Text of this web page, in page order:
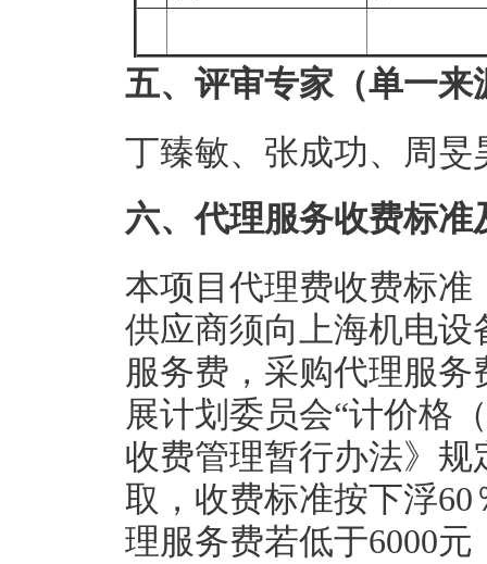
五、评审专家（单一
丁臻敏、张成功、周旻
六、代理服务收费标准
本项目代理费收费标准
供应商须向上海机电
服务费，采购代理服
展计划委员会“计价格
收费管理暂行办法》
取，收费标准按下浮
理服务费若低于6000